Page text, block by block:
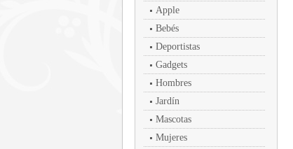
Apple
Bebés
Deportistas
Gadgets
Hombres
Jardín
Mascotas
Mujeres